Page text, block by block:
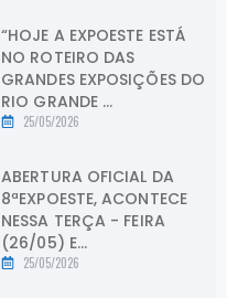
“HOJE A EXPOESTE ESTÁ
NO ROTEIRO DAS
GRANDES EXPOSIÇÕES DO
RIO GRANDE ...
25/05/2026
ABERTURA OFICIAL DA
8ªEXPOESTE, ACONTECE
NESSA TERÇA - FEIRA
(26/05) E...
25/05/2026